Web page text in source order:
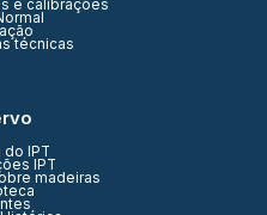
e calibrações
técnicas
do IPT
IPT
madeiras